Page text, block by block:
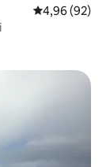
Ortalama
4,96 (92)